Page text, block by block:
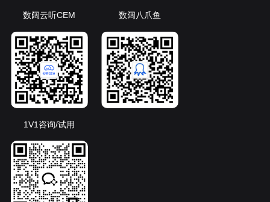
数阔云听CEM 数阔八爪鱼
1V1咨询/试用